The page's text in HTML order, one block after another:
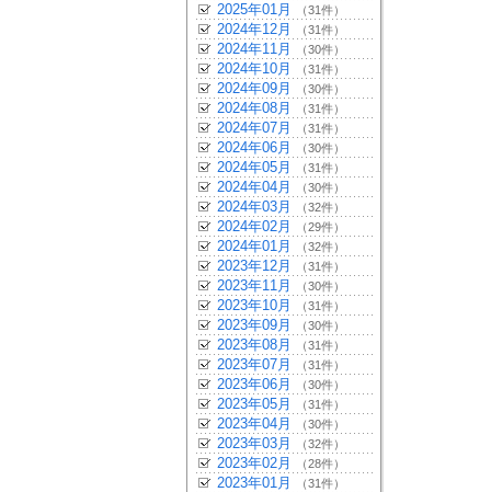
2025年01月 （31件）
2024年12月 （31件）
2024年11月 （30件）
2024年10月 （31件）
2024年09月 （30件）
2024年08月 （31件）
2024年07月 （31件）
2024年06月 （30件）
2024年05月 （31件）
2024年04月 （30件）
2024年03月 （32件）
2024年02月 （29件）
2024年01月 （32件）
2023年12月 （31件）
2023年11月 （30件）
2023年10月 （31件）
2023年09月 （30件）
2023年08月 （31件）
2023年07月 （31件）
2023年06月 （30件）
2023年05月 （31件）
2023年04月 （30件）
2023年03月 （32件）
2023年02月 （28件）
2023年01月 （31件）